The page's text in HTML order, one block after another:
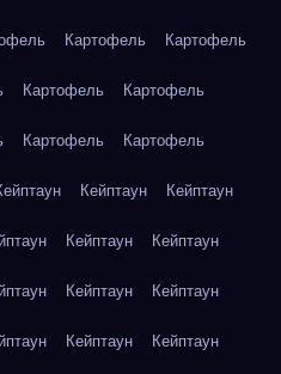
Картофель Картофель
Картофель Картофель
Картофель Картофель
Кейптаун Кейптаун
Кейптаун Кейптаун
Кейптаун Кейптаун
Кейптаун Кейптаун